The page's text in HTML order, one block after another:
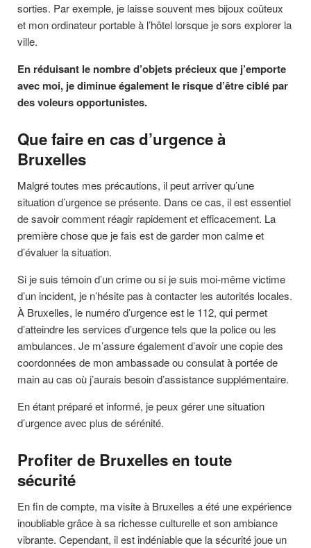
sorties. Par exemple, je laisse souvent mes bijoux coûteux
et mon ordinateur portable à l’hôtel lorsque je sors explorer la
ville.
En réduisant le nombre d’objets précieux que j’emporte
avec moi, je diminue également le risque d’être ciblé par
des voleurs opportunistes.
Que faire en cas d’urgence à
Bruxelles
Malgré toutes mes précautions, il peut arriver qu’une
situation d’urgence se présente. Dans ce cas, il est essentiel
de savoir comment réagir rapidement et efficacement. La
première chose que je fais est de garder mon calme et
d’évaluer la situation.
Si je suis témoin d’un crime ou si je suis moi-même victime
d’un incident, je n’hésite pas à contacter les autorités locales.
À Bruxelles, le numéro d’urgence est le 112, qui permet
d’atteindre les services d’urgence tels que la police ou les
ambulances. Je m’assure également d’avoir une copie des
coordonnées de mon ambassade ou consulat à portée de
main au cas où j’aurais besoin d’assistance supplémentaire.
En étant préparé et informé, je peux gérer une situation
d’urgence avec plus de sérénité.
Profiter de Bruxelles en toute
sécurité
En fin de compte, ma visite à Bruxelles a été une expérience
inoubliable grâce à sa richesse culturelle et son ambiance
vibrante. Cependant, il est indéniable que la sécurité joue un